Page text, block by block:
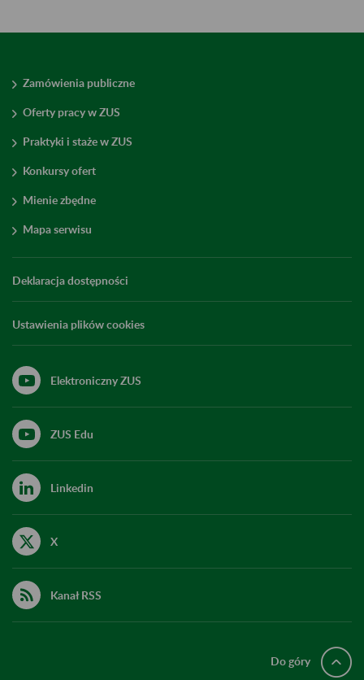
Zamówienia publiczne
Oferty pracy w ZUS
Praktyki i staże w ZUS
Konkursy ofert
Mienie zbędne
Mapa serwisu
Deklaracja dostępności
Ustawienia plików cookies
Elektroniczny ZUS
ZUS Edu
Linkedin
X
Kanał RSS
Do góry